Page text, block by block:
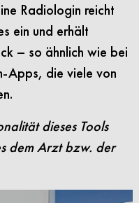
Radiologin reicht
ein und erhält
– so ähnlich wie bei
Apps, die viele von
dieses Tools
dem Arzt bzw. der